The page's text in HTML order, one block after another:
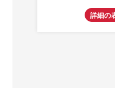
詳細の表示